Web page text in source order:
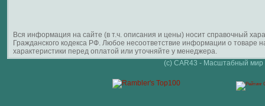
Вся информация на сайте (в т.ч. описания и цены) носит справочный
Гражданского кодекса РФ. Любое несоответствие информации о
характеристики перед оплатой или уточняйте у менеджера.
(c) CAR43 - Масштабный мир